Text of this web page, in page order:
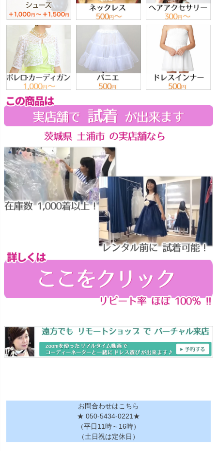
対応 七五三・発表会・記念撮影
Web または お電話
特典 ヘアメイク・着付け
スタジオを予約 →
お問合わせはこちら
★ 050-5434-0221★
（平日11時～16時）
（土日祝は定休日）